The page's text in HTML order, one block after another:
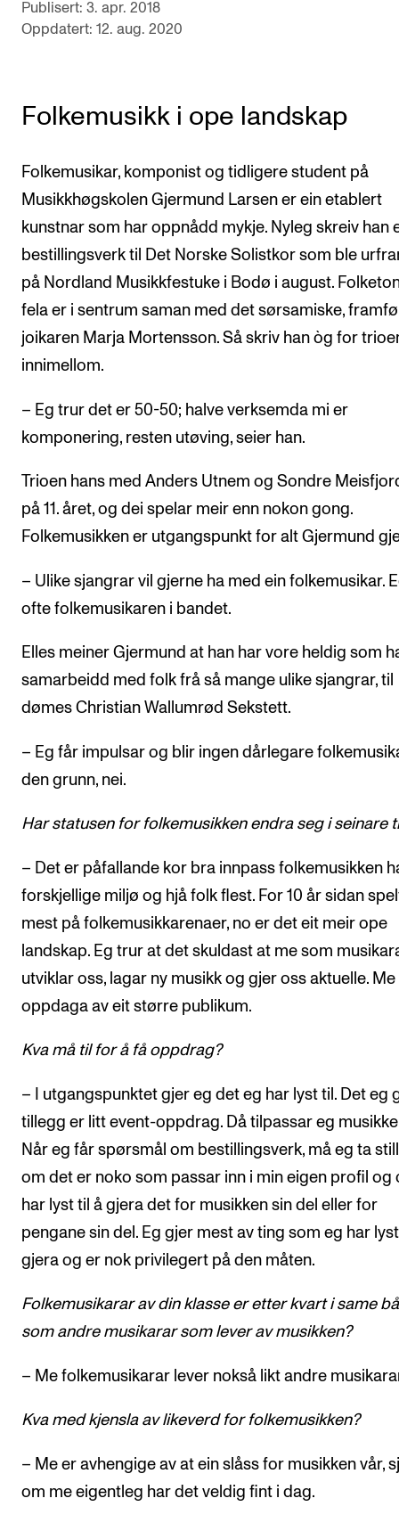
Publisert: 3. apr. 2018
Oppdatert: 12. aug. 2020
Folkemusikk i ope landskap
Folkemusikar, komponist og tidligere student på
Musikkhøgskolen Gjermund Larsen er ein etablert
kunstnar som har oppnådd mykje. Nyleg skreiv han
bestillingsverk til Det Norske Solistkor som ble
på Nordland Musikkfestuke i Bodø i august.
fela er i sentrum saman med det sørsamiske,
joikaren Marja Mortensson. Så skriv han òg for
innimellom.
– Eg trur det er 50-50; halve verksemda mi er
komponering, resten utøving, seier han.
Trioen hans med Anders Utnem og Sondre
på 11. året, og dei spelar meir enn nokon gong.
Folkemusikken er utgangspunkt for alt Gjermund
– Ulike sjangrar vil gjerne ha med ein folkemusikar.
ofte folkemusikaren i bandet.
Elles meiner Gjermund at han har vore heldig som
samarbeidd med folk frå så mange ulike sjangrar, til
dømes Christian Wallumrød Sekstett.
– Eg får impulsar og blir ingen dårlegare
den grunn, nei.
Har statusen for folkemusikken endra seg i seinare
– Det er påfallande kor bra innpass folkemusikken
forskjellige miljø og hjå folk flest. For 10 år sidan
mest på folkemusikkarenaer, no er det eit meir ope
landskap. Eg trur at det skuldast at me som
utviklar oss, lagar ny musikk og gjer oss aktuelle.
oppdaga av eit større publikum.
Kva må til for å få oppdrag?
– I utgangspunktet gjer eg det eg har lyst til. Det eg
tillegg er litt event-oppdrag. Då tilpassar eg
Når eg får spørsmål om bestillingsverk, må eg ta
om det er noko som passar inn i min eigen profil og
har lyst til å gjera det for musikken sin del eller for
pengane sin del. Eg gjer mest av ting som eg har
gjera og er nok privilegert på den måten.
Folkemusikarar av din klasse er etter kvart i same
som andre musikarar som lever av musikken?
– Me folkemusikarar lever nokså likt andre
Kva med kjensla av likeverd for folkemusikken?
– Me er avhengige av at ein slåss for musikken vår,
om me eigentleg har det veldig fint i dag.